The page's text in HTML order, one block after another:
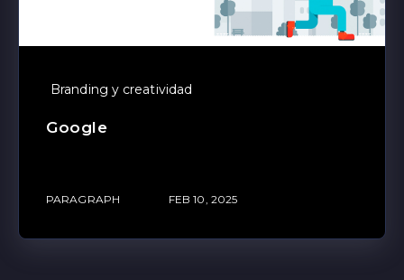
Branding y creatividad
Google
PARAGRAPH FEB 10, 2025